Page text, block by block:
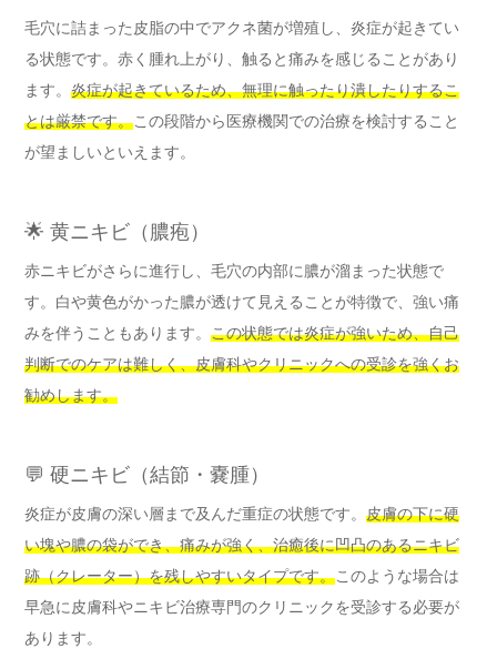
毛穴に詰まった皮脂の中でアクネ菌が増殖し、炎症が起きてい
る状態です。赤く腫れ上がり、触ると痛みを感じることがあり
ます。 炎症が起きているため、無理に触ったり潰したりするこ
とは厳禁です。この段階から医療機関での治療を検討すること
が望ましいといえます。
🌟 黄ニキビ（膿疱）
赤ニキビがさらに進行し、毛穴の内部に膿が溜まった状態で
す。白や黄色がかった膿が透けて見えることが特徴で、強い痛
みを伴うこともあります。 この状態では炎症が強いため、自己
判断でのケアは難しく、皮膚科やクリニックへの受診を強くお
勧めします。
💬 硬ニキビ（結節・嚢腫）
炎症が皮膚の深い層まで及んだ重症の状態です。 皮膚の下に硬
い塊や膿の袋ができ、痛みが強く、治癒後に凹凸のあるニキビ
跡（クレーター）を残しやすいタイプです。このような場合は
早急に皮膚科やニキビ治療専門のクリニックを受診する必要が
あります。